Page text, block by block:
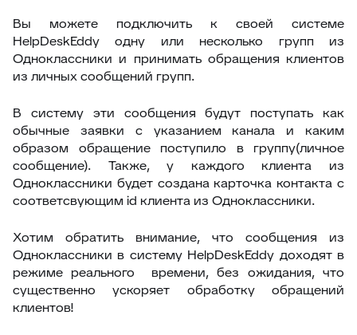
Вы можете подключить к своей системе
HelpDeskEddy одну или несколько групп из
Одноклассники и принимать обращения клиентов
из личных сообщений групп.
В систему эти сообщения будут поступать как
обычные заявки с указанием канала и каким
образом обращение поступило в группу(личное
сообщение). Также, у каждого клиента из
Одноклассники будет создана карточка контакта с
соответсвующим id клиента из Одноклассники.
Хотим обратить внимание, что сообщения из
Одноклассники в систему HelpDeskEddy доходят в
режиме реального времени, без ожидания, что
существенно ускоряет обработку обращений
клиентов!